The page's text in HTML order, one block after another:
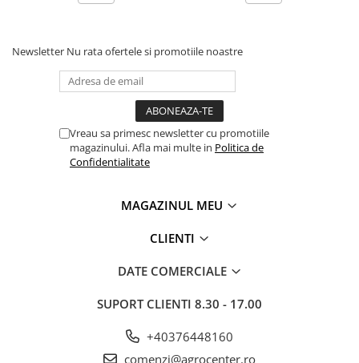
Newsletter Nu rata ofertele si promotiile noastre
Vreau sa primesc newsletter cu promotiile
magazinului. Afla mai multe in Politica de
Confidentialitate
MAGAZINUL MEU
CLIENTI
DATE COMERCIALE
SUPORT CLIENTI 8.30 - 17.00
+40376448160
comenzi@agrocenter.ro